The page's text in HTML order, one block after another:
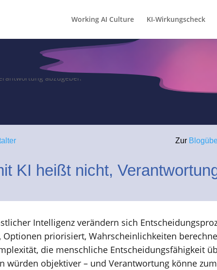
Working AI Culture KI-Wirkungscheck
Zur
KI heißt nicht,
Intelligenz verändern sich
Optionen priorisiert, Wahrscheinlichkeiten
die menschliche Entscheidungsfähigkeit
würden objektiver – und Verantwortung könne